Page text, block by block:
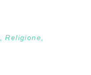
,Religione